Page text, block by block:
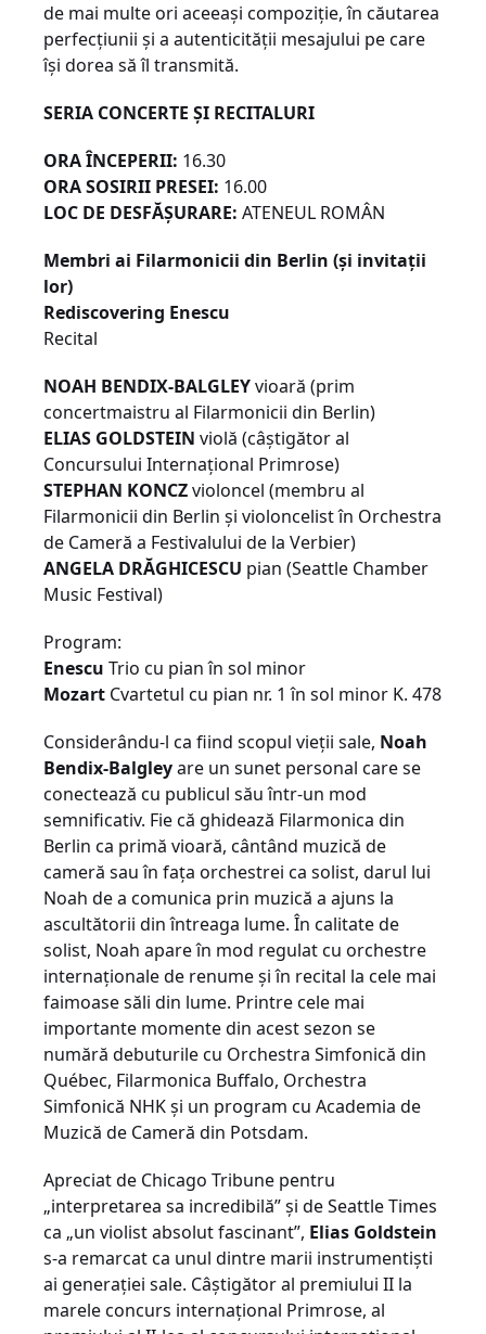
de mai multe ori aceeași compoziție, în căutarea
perfecțiunii și a autenticității mesajului pe care
își dorea să îl transmită.
SERIA CONCERTE ȘI RECITALURI
ORA ÎNCEPERII: 16.30
ORA SOSIRII PRESEI: 16.00
LOC DE DESFĂȘURARE: ATENEUL ROMÂN
Membri ai Filarmonicii din Berlin (și invitații
lor)
Rediscovering Enescu
Recital
NOAH BENDIX-BALGLEYvioară (prim
concertmaistru al Filarmonicii din Berlin)
ELIAS GOLDSTEIN violă (câștigător al
Concursului Internațional Primrose)
STEPHAN KONCZvioloncel (membru al
Filarmonicii din Berlin și violoncelist în Orchestra
de Cameră a Festivalului de la Verbier)
ANGELA DRĂGHICESCU pian (Seattle Chamber
Music Festival)
Program:
Enescu Trio cu pian în sol minor
Mozart Cvartetul cu pian nr. 1 în sol minor K. 478
Considerându-l ca fiind scopul vieții sale, Noah
Bendix-Balgleyare un sunet personal care se
conectează cu publicul său într-un mod
semnificativ. Fie că ghidează Filarmonica din
Berlin ca primă vioară, cântând muzică de
cameră sau în fața orchestrei ca solist, darul lui
Noah de a comunica prin muzică a ajuns la
ascultătorii din întreaga lume. În calitate de
solist, Noah apare în mod regulat cu orchestre
internaționale de renume și în recital la cele mai
faimoase săli din lume. Printre cele mai
importante momente din acest sezon se
numără debuturile cu Orchestra Simfonică din
Québec, Filarmonica Buffalo, Orchestra
Simfonică NHK și un program cu Academia de
Muzică de Cameră din Potsdam.
Apreciat de Chicago Tribune pentru
„interpretarea sa incredibilă” și de Seattle Times
ca „un violist absolut fascinant”, Elias Goldstein
s-a remarcat ca unul dintre marii instrumentiști
ai generației sale. Câștigător al premiului II la
marele concurs internațional Primrose, al